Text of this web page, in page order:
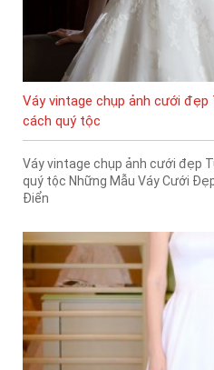
Váy vintage chụp ảnh cưới đẹp
cách quý tộc
Váy vintage chụp ảnh cưới đẹp
quý tộc Những Mẫu Váy Cưới
Điển